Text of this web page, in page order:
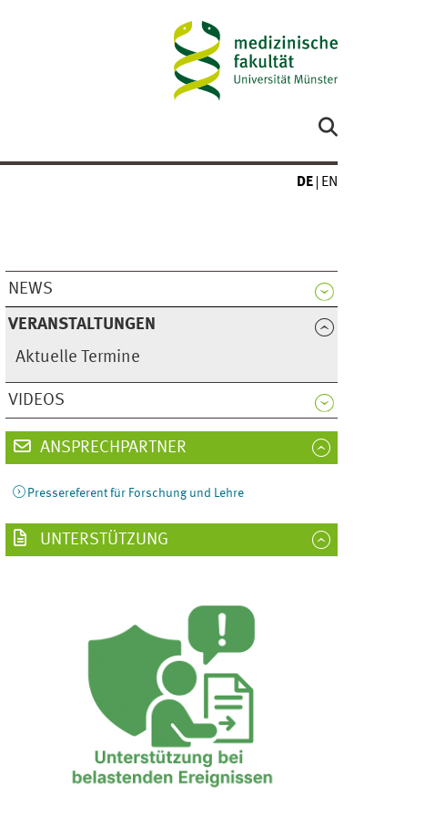
DE EN
NEWS
VERANSTALTUNGEN
Aktuelle Termine
VIDEOS
ANSPRECHPARTNER
Pressereferent für Forschung und Lehre
UNTERSTÜTZUNG